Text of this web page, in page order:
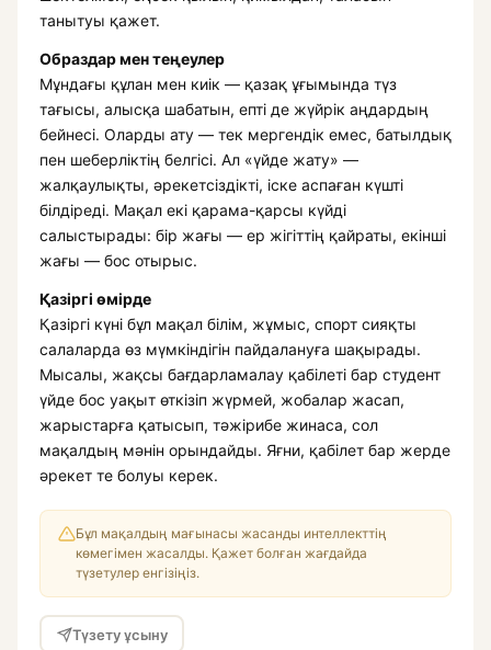
танытуы қажет.
Образдар мен теңеулер
Мұндағы құлан мен киік — қазақ ұғымында түз
тағысы, алысқа шабатын, епті де жүйрік аңдардың
бейнесі. Оларды ату — тек мергендік емес, батылдық
пен шеберліктің белгісі. Ал «үйде жату» —
жалқаулықты, әрекетсіздікті, іске аспаған күшті
білдіреді. Мақал екі қарама-қарсы күйді
салыстырады: бір жағы — ер жігіттің қайраты, екінші
жағы — бос отырыс.
Қазіргі өмірде
Қазіргі күні бұл мақал білім, жұмыс, спорт сияқты
салаларда өз мүмкіндігін пайдалануға шақырады.
Мысалы, жақсы бағдарламалау қабілеті бар студент
үйде бос уақыт өткізіп жүрмей, жобалар жасап,
жарыстарға қатысып, тәжірибе жинаса, сол
мақалдың мәнін орындайды. Яғни, қабілет бар жерде
әрекет те болуы керек.
Бұл мақалдың мағынасы жасанды интеллекттің
көмегімен жасалды. Қажет болған жағдайда
түзетулер енгізіңіз.
Түзету ұсыну